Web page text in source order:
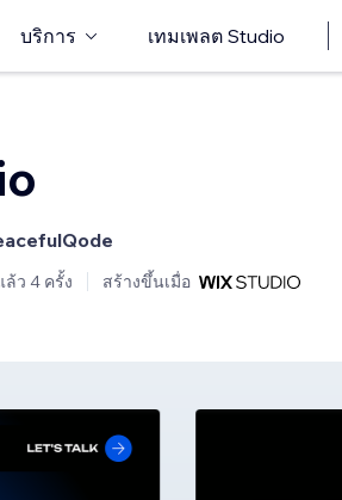
บริการ เทมเพลต Studio
ว 4 ครั้ง สร้างขึ้นเมื่อ